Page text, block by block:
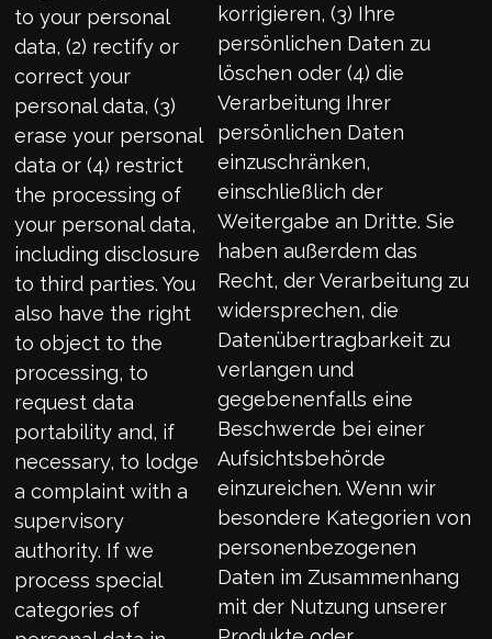
to your personal
data, (2) rectify or
correct your
personal data, (3)
erase your personal
data or (4) restrict
the processing of
your personal data,
including disclosure
to third parties. You
also have the right
to object to the
processing, to
request data
portability and, if
necessary, to lodge
a complaint with a
supervisory
authority. If we
process special
categories of
korrigieren, (3) Ihre
persönlichen Daten zu
löschen oder (4) die
Verarbeitung Ihrer
persönlichen Daten
einzuschränken,
einschließlich der
Weitergabe an Dritte. Sie
haben außerdem das
Recht, der Verarbeitung zu
widersprechen, die
Datenübertragbarkeit zu
verlangen und
gegebenenfalls eine
Beschwerde bei einer
Aufsichtsbehörde
einzureichen. Wenn wir
besondere Kategorien von
personenbezogenen
Daten im Zusammenhang
mit der Nutzung unserer